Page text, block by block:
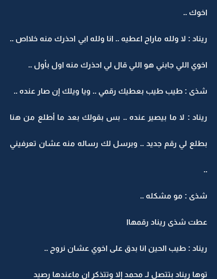
اخوك ..
ريناد : لا ولله ماراح اعطيه .. انا ولله ابي احذرك منه خلااص ..
اخوي اللي جابني هو اللي قال لي احذرك منه اول بأول ..
شذى : طيب طيب بعطيك رقمي .. ويا ويلك إن صار عنده ..
ريناد : لا ما بيصير عنده .. بس بقولك بعد ما أطلع من هنا
بطلع لي رقم جديد .. وبرسل لك رساله منه عشان تعرفيني
..
شذى : مو مشكله ..
عطت شذى ريناد رقمهاا
ريناد : طيب الحين انا بدق على اخوي عشان نروح ..
توها ريناد بتتصل لـ محمد إلا وتتذكر ان ماعندها رصيد